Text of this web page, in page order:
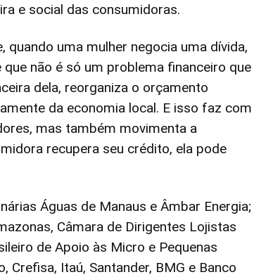
e social das consumidoras.
quando uma mulher negocia uma dívida,
não é só um problema financeiro que
dela, reorganiza o orçamento
da economia local. E isso faz com
mas também movimenta a
recupera seu crédito, ela pode
Águas de Manaus e Âmbar Energia;
Câmara de Dirigentes Lojistas
de Apoio às Micro e Pequenas
Crefisa, Itaú, Santander, BMG e Banco